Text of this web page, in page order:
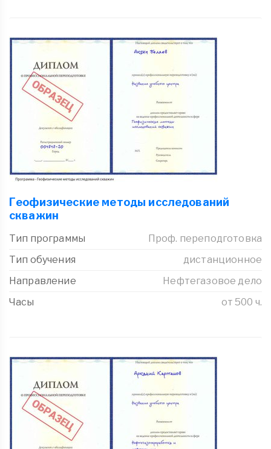
Геофизические методы исследований
скважин
Тип программы
Проф. переподготовка
Тип обучения
дистанционное
Направление
Нефтегазовое дело
Часы
от 500 ч.